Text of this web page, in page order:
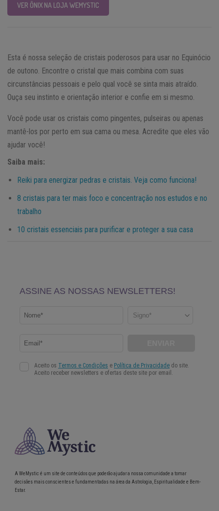
VER ÔNIX NA LOJA WEMYSTIC
Esta é nossa seleção de cristais poderosos para usar no Equinócio
de outono. Encontre o cristal que mais combina com suas
circunstâncias pessoais e pelo qual você se sinta mais atraído.
Ouça seu instinto e orientação interior e confie em si mesmo.
Você pode usar os cristais como pingentes, pulseiras ou apenas
mantê-los por perto em sua cama ou mesa. Acredite que eles vão
ajudar você!
Saiba mais:
Reiki para energizar pedras e cristais. Veja como funciona!
8 cristais para ter mais foco e concentração nos estudos e no
trabalho
10 cristais essenciais para purificar e proteger a sua casa
A WeMystic é um site de conteúdos que poderão ajudar a nossa comunidade a tomar
decisões mais conscientes e fundamentadas na área da Astrologia, Espiritualidade e Bem-
Estar.